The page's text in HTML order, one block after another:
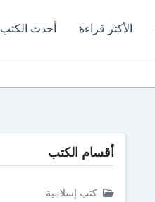
الأكثر قراءة أحدث الكتب
أقسام الكتب
كتب إسلامية